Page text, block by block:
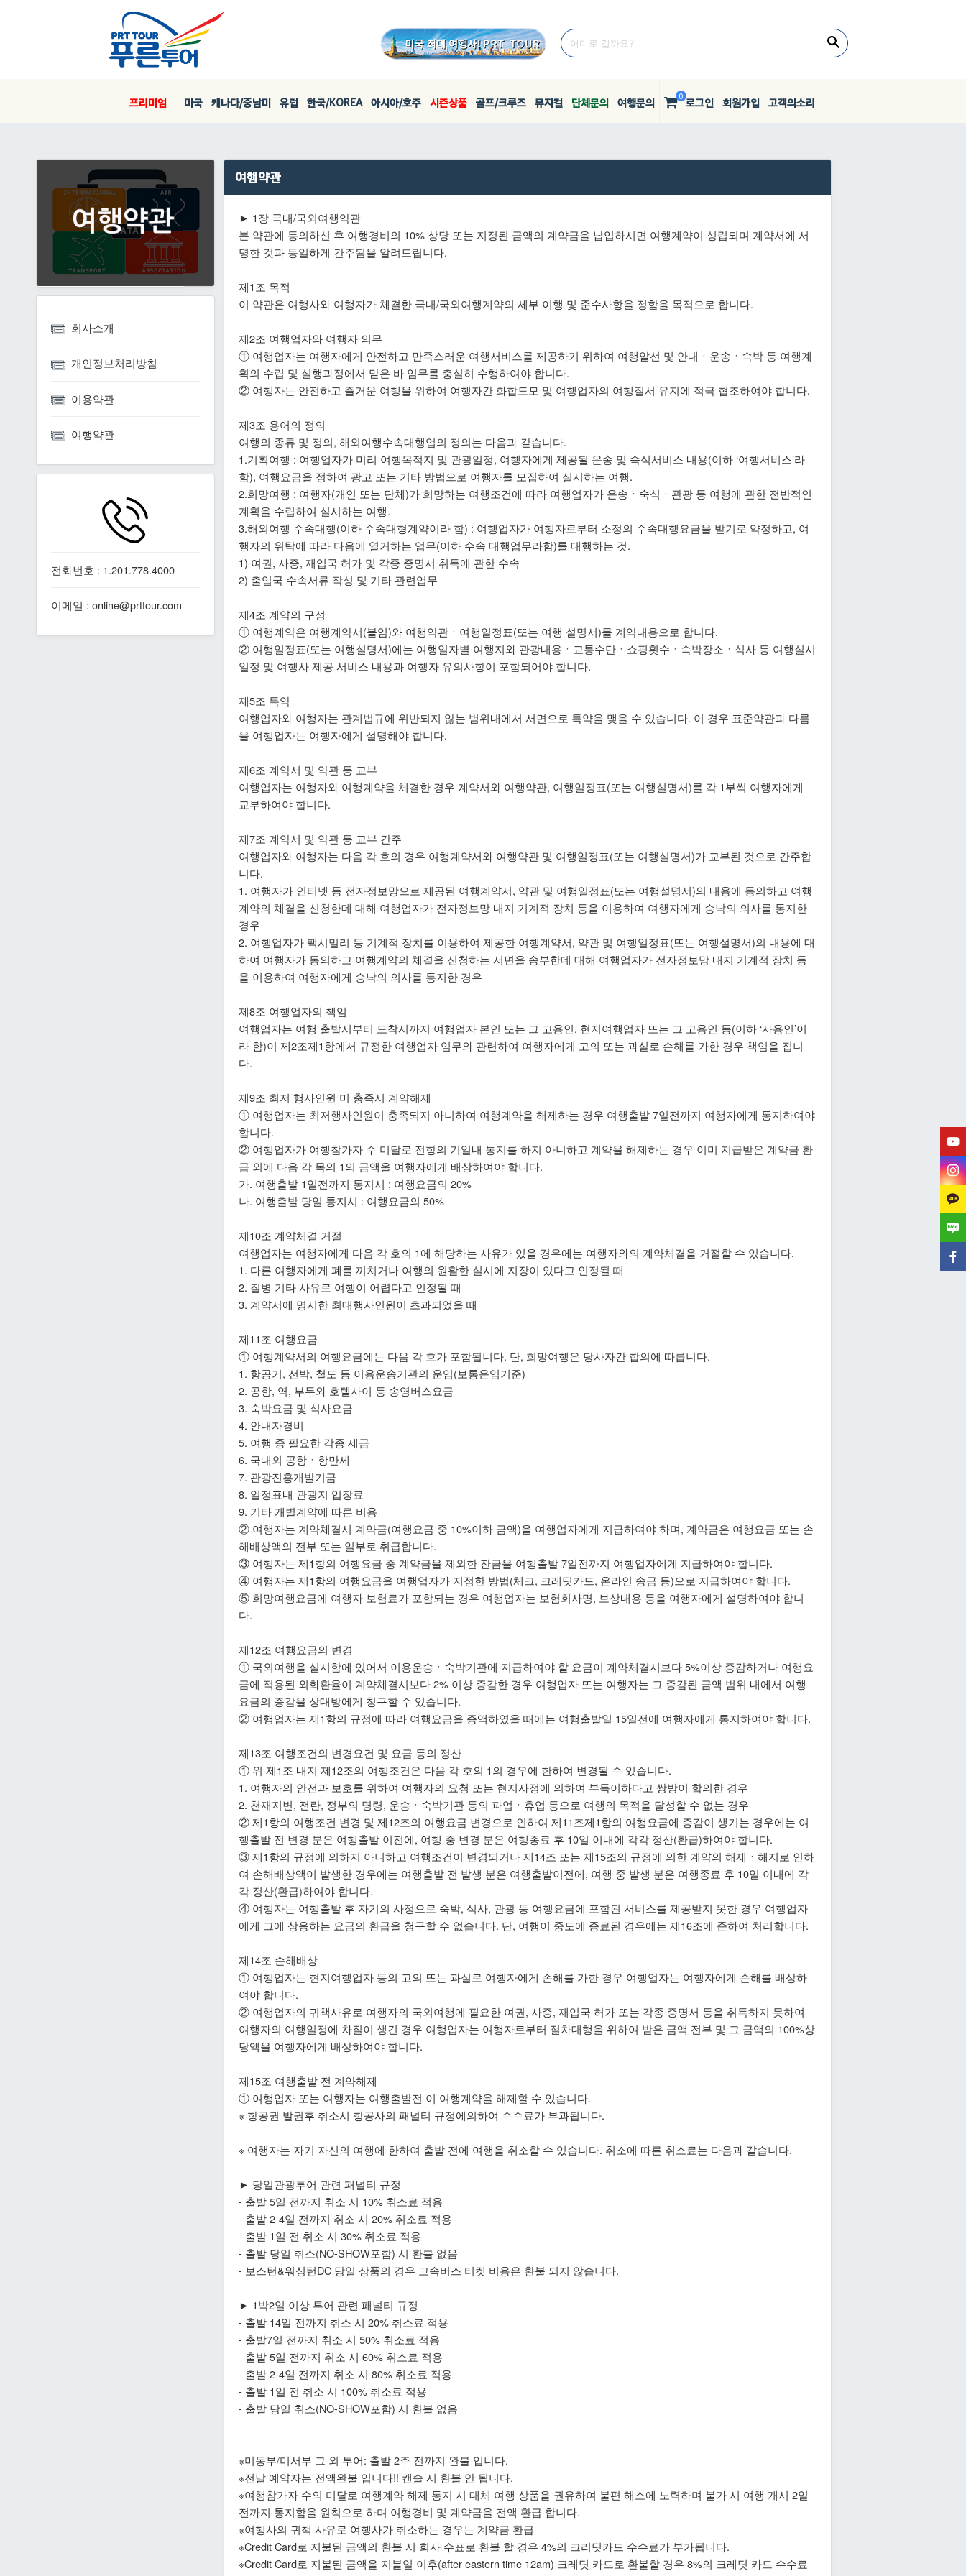
프리미엄 미국 캐나다/중남미 유럽 한국/KOREA 아시아/호주 시즌상품 골프/크루즈 뮤지컬 단체문의 여행문의 0 로그인 회원가입 고객의소리
회사소개
개인정보처리방침
이용약관
여행약관
전화번호 : 1.201.778.4000
이메일 : online@prttour.com
여행약관
► 1장 국내/국외여행약관
본 약관에 동의하신 후 여행경비의 10% 상당 또는 지정된 금액의 계약금을 납입하시면 여행계약이 성립되며 계약서에 서
명한 것과 동일하게 간주됨을 알려드립니다.
제1조 목적
이 약관은 여행사와 여행자가 체결한 국내/국외여행계약의 세부 이행 및 준수사항을 정함을 목적으로 합니다.
제2조 여행업자와 여행자 의무
① 여행업자는 여행자에게 안전하고 만족스러운 여행서비스를 제공하기 위하여 여행알선 및 안내ㆍ운송ㆍ숙박 등 여행계
획의 수립 및 실행과정에서 맡은 바 임무를 충실히 수행하여야 합니다.
② 여행자는 안전하고 즐거운 여행을 위하여 여행자간 화합도모 및 여행업자의 여행질서 유지에 적극 협조하여야 합니다.
제3조 용어의 정의
여행의 종류 및 정의, 해외여행수속대행업의 정의는 다음과 같습니다.
1.기획여행 : 여행업자가 미리 여행목적지 및 관광일정, 여행자에게 제공될 운송 및 숙식서비스 내용(이하 ‘여행서비스’라
함), 여행요금을 정하여 광고 또는 기타 방법으로 여행자를 모집하여 실시하는 여행.
2.희망여행 : 여행자(개인 또는 단체)가 희망하는 여행조건에 따라 여행업자가 운송ㆍ숙식ㆍ관광 등 여행에 관한 전반적인
계획을 수립하여 실시하는 여행.
3.해외여행 수속대행(이하 수속대형계약이라 함) : 여행업자가 여행자로부터 소정의 수속대행요금을 받기로 약정하고, 여
행자의 위탁에 따라 다음에 열거하는 업무(이하 수속 대행업무라함)를 대행하는 것.
1) 여권, 사증, 재입국 허가 및 각종 증명서 취득에 관한 수속
2) 출입국 수속서류 작성 및 기타 관련업무
제4조 계약의 구성
① 여행계약은 여행계약서(붙임)와 여행약관ㆍ여행일정표(또는 여행 설명서)를 계약내용으로 합니다.
② 여행일정표(또는 여행설명서)에는 여행일자별 여행지와 관광내용ㆍ교통수단ㆍ쇼핑횟수ㆍ숙박장소ㆍ식사 등 여행실시
일정 및 여행사 제공 서비스 내용과 여행자 유의사항이 포함되어야 합니다.
제5조 특약
여행업자와 여행자는 관계법규에 위반되지 않는 범위내에서 서면으로 특약을 맺을 수 있습니다. 이 경우 표준약관과 다름
을 여행업자는 여행자에게 설명해야 합니다.
제6조 계약서 및 약관 등 교부
여행업자는 여행자와 여행계약을 체결한 경우 계약서와 여행약관, 여행일정표(또는 여행설명서)를 각 1부씩 여행자에게
교부하여야 합니다.
제7조 계약서 및 약관 등 교부 간주
여행업자와 여행자는 다음 각 호의 경우 여행계약서와 여행약관 및 여행일정표(또는 여행설명서)가 교부된 것으로 간주합
니다.
1. 여행자가 인터넷 등 전자정보망으로 제공된 여행계약서, 약관 및 여행일정표(또는 여행설명서)의 내용에 동의하고 여행
계약의 체결을 신청한데 대해 여행업자가 전자정보망 내지 기계적 장치 등을 이용하여 여행자에게 승낙의 의사를 통지한
경우
2. 여행업자가 팩시밀리 등 기계적 장치를 이용하여 제공한 여행계약서, 약관 및 여행일정표(또는 여행설명서)의 내용에 대
하여 여행자가 동의하고 여행계약의 체결을 신청하는 서면을 송부한데 대해 여행업자가 전자정보망 내지 기계적 장치 등
을 이용하여 여행자에게 승낙의 의사를 통지한 경우
제8조 여행업자의 책임
여행업자는 여행 출발시부터 도착시까지 여행업자 본인 또는 그 고용인, 현지여행업자 또는 그 고용인 등(이하 ‘사용인’이
라 함)이 제2조제1항에서 규정한 여행업자 임무와 관련하여 여행자에게 고의 또는 과실로 손해를 가한 경우 책임을 집니
다.
제9조 최저 행사인원 미 충족시 계약해제
① 여행업자는 최저행사인원이 충족되지 아니하여 여행계약을 해제하는 경우 여행출발 7일전까지 여행자에게 통지하여야
합니다.
② 여행업자가 여행참가자 수 미달로 전항의 기일내 통지를 하지 아니하고 계약을 해제하는 경우 이미 지급받은 계약금 환
급 외에 다음 각 목의 1의 금액을 여행자에게 배상하여야 합니다.
가. 여행출발 1일전까지 통지시 : 여행요금의 20%
나. 여행출발 당일 통지시 : 여행요금의 50%
제10조 계약체결 거절
여행업자는 여행자에게 다음 각 호의 1에 해당하는 사유가 있을 경우에는 여행자와의 계약체결을 거절할 수 있습니다.
1. 다른 여행자에게 폐를 끼치거나 여행의 원활한 실시에 지장이 있다고 인정될 때
2. 질병 기타 사유로 여행이 어렵다고 인정될 때
3. 계약서에 명시한 최대행사인원이 초과되었을 때
제11조 여행요금
① 여행계약서의 여행요금에는 다음 각 호가 포함됩니다. 단, 희망여행은 당사자간 합의에 따릅니다.
1. 항공기, 선박, 철도 등 이용운송기관의 운임(보통운임기준)
2. 공항, 역, 부두와 호텔사이 등 송영버스요금
3. 숙박요금 및 식사요금
4. 안내자경비
5. 여행 중 필요한 각종 세금
6. 국내외 공항ㆍ항만세
7. 관광진흥개발기금
8. 일정표내 관광지 입장료
9. 기타 개별계약에 따른 비용
② 여행자는 계약체결시 계약금(여행요금 중 10%이하 금액)을 여행업자에게 지급하여야 하며, 계약금은 여행요금 또는 손
해배상액의 전부 또는 일부로 취급합니다.
③ 여행자는 제1항의 여행요금 중 계약금을 제외한 잔금을 여행출발 7일전까지 여행업자에게 지급하여야 합니다.
④ 여행자는 제1항의 여행요금을 여행업자가 지정한 방법(체크, 크레딧카드, 온라인 송금 등)으로 지급하여야 합니다.
⑤ 희망여행요금에 여행자 보험료가 포함되는 경우 여행업자는 보험회사명, 보상내용 등을 여행자에게 설명하여야 합니
다.
제12조 여행요금의 변경
① 국외여행을 실시함에 있어서 이용운송ㆍ숙박기관에 지급하여야 할 요금이 계약체결시보다 5%이상 증감하거나 여행요
금에 적용된 외화환율이 계약체결시보다 2% 이상 증감한 경우 여행업자 또는 여행자는 그 증감된 금액 범위 내에서 여행
요금의 증감을 상대방에게 청구할 수 있습니다.
② 여행업자는 제1항의 규정에 따라 여행요금을 증액하였을 때에는 여행출발일 15일전에 여행자에게 통지하여야 합니다.
제13조 여행조건의 변경요건 및 요금 등의 정산
① 위 제1조 내지 제12조의 여행조건은 다음 각 호의 1의 경우에 한하여 변경될 수 있습니다.
1. 여행자의 안전과 보호를 위하여 여행자의 요청 또는 현지사정에 의하여 부득이하다고 쌍방이 합의한 경우
2. 천재지변, 전란, 정부의 명령, 운송ㆍ숙박기관 등의 파업ㆍ휴업 등으로 여행의 목적을 달성할 수 없는 경우
② 제1항의 여행조건 변경 및 제12조의 여행요금 변경으로 인하여 제11조제1항의 여행요금에 증감이 생기는 경우에는 여
행출발 전 변경 분은 여행출발 이전에, 여행 중 변경 분은 여행종료 후 10일 이내에 각각 정산(환급)하여야 합니다.
③ 제1항의 규정에 의하지 아니하고 여행조건이 변경되거나 제14조 또는 제15조의 규정에 의한 계약의 해제ㆍ해지로 인하
여 손해배상액이 발생한 경우에는 여행출발 전 발생 분은 여행출발이전에, 여행 중 발생 분은 여행종료 후 10일 이내에 각
각 정산(환급)하여야 합니다.
④ 여행자는 여행출발 후 자기의 사정으로 숙박, 식사, 관광 등 여행요금에 포함된 서비스를 제공받지 못한 경우 여행업자
에게 그에 상응하는 요금의 환급을 청구할 수 없습니다. 단, 여행이 중도에 종료된 경우에는 제16조에 준하여 처리합니다.
제14조 손해배상
① 여행업자는 현지여행업자 등의 고의 또는 과실로 여행자에게 손해를 가한 경우 여행업자는 여행자에게 손해를 배상하
여야 합니다.
② 여행업자의 귀책사유로 여행자의 국외여행에 필요한 여권, 사증, 재입국 허가 또는 각종 증명서 등을 취득하지 못하여
여행자의 여행일정에 차질이 생긴 경우 여행업자는 여행자로부터 절차대행을 위하여 받은 금액 전부 및 그 금액의 100%상
당액을 여행자에게 배상하여야 합니다.
제15조 여행출발 전 계약해제
① 여행업자 또는 여행자는 여행출발전 이 여행계약을 해제할 수 있습니다.
※ 항공권 발권후 취소시 항공사의 패널티 규정에의하여 수수료가 부과됩니다.
※ 여행자는 자기 자신의 여행에 한하여 출발 전에 여행을 취소할 수 있습니다. 취소에 따른 취소료는 다음과 같습니다.
► 당일관광투어 관련 패널티 규정
- 출발 5일 전까지 취소 시 10% 취소료 적용
- 출발 2-4일 전까지 취소 시 20% 취소료 적용
- 출발 1일 전 취소 시 30% 취소료 적용
- 출발 당일 취소(NO-SHOW포함) 시 환불 없음
- 보스턴&워싱턴DC 당일 상품의 경우 고속버스 티켓 비용은 환불 되지 않습니다.
► 1박2일 이상 투어 관련 패널티 규정
- 출발 14일 전까지 취소 시 20% 취소료 적용
- 출발7일 전까지 취소 시 50% 취소료 적용
- 출발 5일 전까지 취소 시 60% 취소료 적용
- 출발 2-4일 전까지 취소 시 80% 취소료 적용
- 출발 1일 전 취소 시 100% 취소료 적용
- 출발 당일 취소(NO-SHOW포함) 시 환불 없음
※미동부/미서부 그 외 투어: 출발 2주 전까지 완불 입니다.
※전날 예약자는 전액완불 입니다!! 캔슬 시 환불 안 됩니다.
※여행참가자 수의 미달로 여행계약 해제 통지 시 대체 여행 상품을 권유하여 불편 해소에 노력하며 불가 시 여행 개시 2일
전까지 통지함을 원칙으로 하며 여행경비 및 계약금을 전액 환급 합니다.
※여행사의 귀책 사유로 여행사가 취소하는 경우는 계약금 환급
※Credit Card로 지불된 금액의 환불 시 회사 수표로 환불 할 경우 4%의 크리딧카드 수수료가 부가됩니다.
※Credit Card로 지불된 금액을 지불일 이후(after eastern time 12am) 크레딧 카드로 환불할 경우 8%의 크레딧 카드 수수료